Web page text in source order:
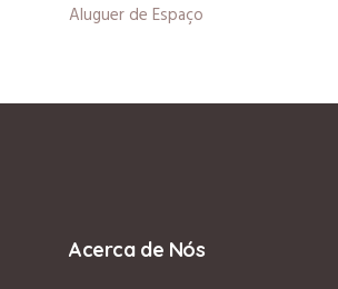
Aluguer de Espaço
Acerca de Nós